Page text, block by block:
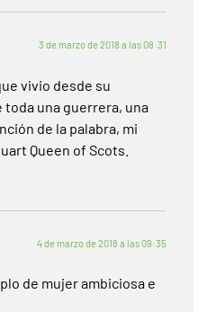
3 de marzo de 2018 a las 08:31
vivio desde su
una guerrera, una
de la palabra, mi
Queen of Scots.
4 de marzo de 2018 a las 09:35
de mujer ambiciosa e